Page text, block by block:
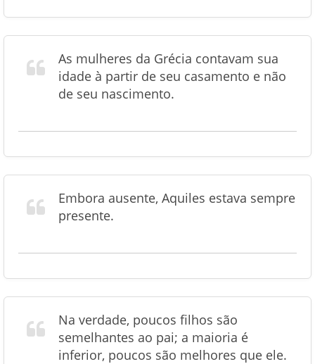
As mulheres da Grécia contavam sua
idade à partir de seu casamento e não
de seu nascimento.
Embora ausente, Aquiles estava sempre
presente.
Na verdade, poucos filhos são
semelhantes ao pai; a maioria é
inferior, poucos são melhores que ele.